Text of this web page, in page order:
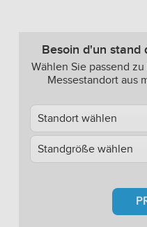
Besoin d'un stand
Wählen Sie passend
Messestandort aus